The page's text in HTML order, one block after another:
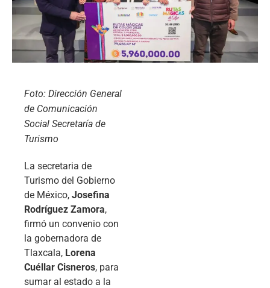
Foto: Dirección General
de Comunicación
Social Secretaría de
Turismo
La secretaria de
Turismo del Gobierno
de México, Josefina
Rodríguez Zamora,
firmó un convenio con
la gobernadora de
Tlaxcala, Lorena
Cuéllar Cisneros, para
sumar al estado a la